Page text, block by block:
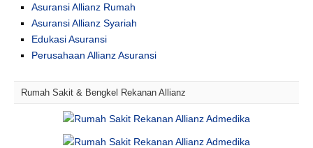
Asuransi Allianz Rumah
Asuransi Allianz Syariah
Edukasi Asuransi
Perusahaan Allianz Asuransi
Rumah Sakit & Bengkel Rekanan Allianz